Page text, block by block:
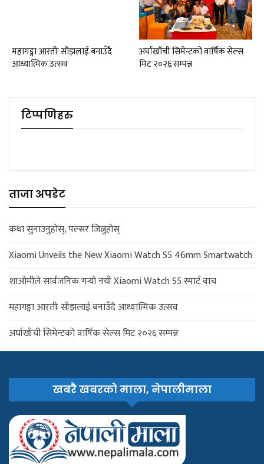
महागङ्गा आरतीः साँझलाई बनाउँदै
आध्यात्मिक उत्सव
अर्घाखाँची सिमेन्टको वार्षिक सेल्स
मिट २०२६ सम्पन्न
टिप्पणिहरु
ताजा अपडेट
कथा सुनाउनुहोस्, पल्सर जित्नुहोस्
Xiaomi Unveils the New Xiaomi Watch S5 46mm Smartwatch
शाओमीले सार्वजनिक गर्‍यो नयाँ Xiaomi Watch S5 स्मार्ट वाच
महागङ्गा आरतीः साँझलाई बनाउँदै आध्यात्मिक उत्सव
अर्घाखाँची सिमेन्टको वार्षिक सेल्स मिट २०२६ सम्पन्न
खबरै खबरको माला, नेपालीमाला